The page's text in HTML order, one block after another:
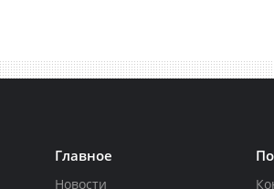
Главное
Новости